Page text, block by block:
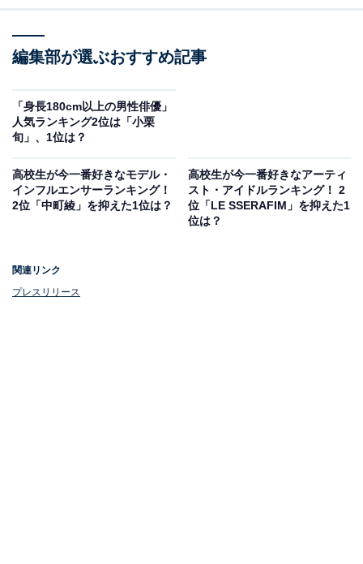
ディションでグランプリを受賞。2017年まで同誌の専属
の専属モデルに起用され、2023年をもって卒業。
現在も“奇跡の9頭身”と呼ばれるスタイルは健在で、2024
年2月発売のファッション誌『ELLE Japon』（ハースト
婦人画報社）4月号では表紙を飾りました。
編集部が選ぶおすすめ記事
「身長180cm以上の男性俳優」
人気ランキング2位は「小栗
旬」、1位は？
高校生が今一番好きなモデル・
インフルエンサーランキング！
2位「中町綾」を抑えた1位は？
高校生が今一番好きなアーティ
スト・アイドルランキング！ 2
位「LE SSERAFIM」を抑えた1
位は？
関連リンク
プレスリリース